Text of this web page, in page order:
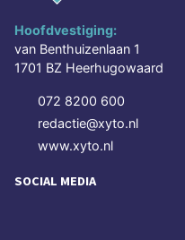
Hoofdvestiging:
van Benthuizenlaan 1
1701 BZ Heerhugowaard
072 8200 600
redactie@xyto.nl
www.xyto.nl
SOCIAL MEDIA